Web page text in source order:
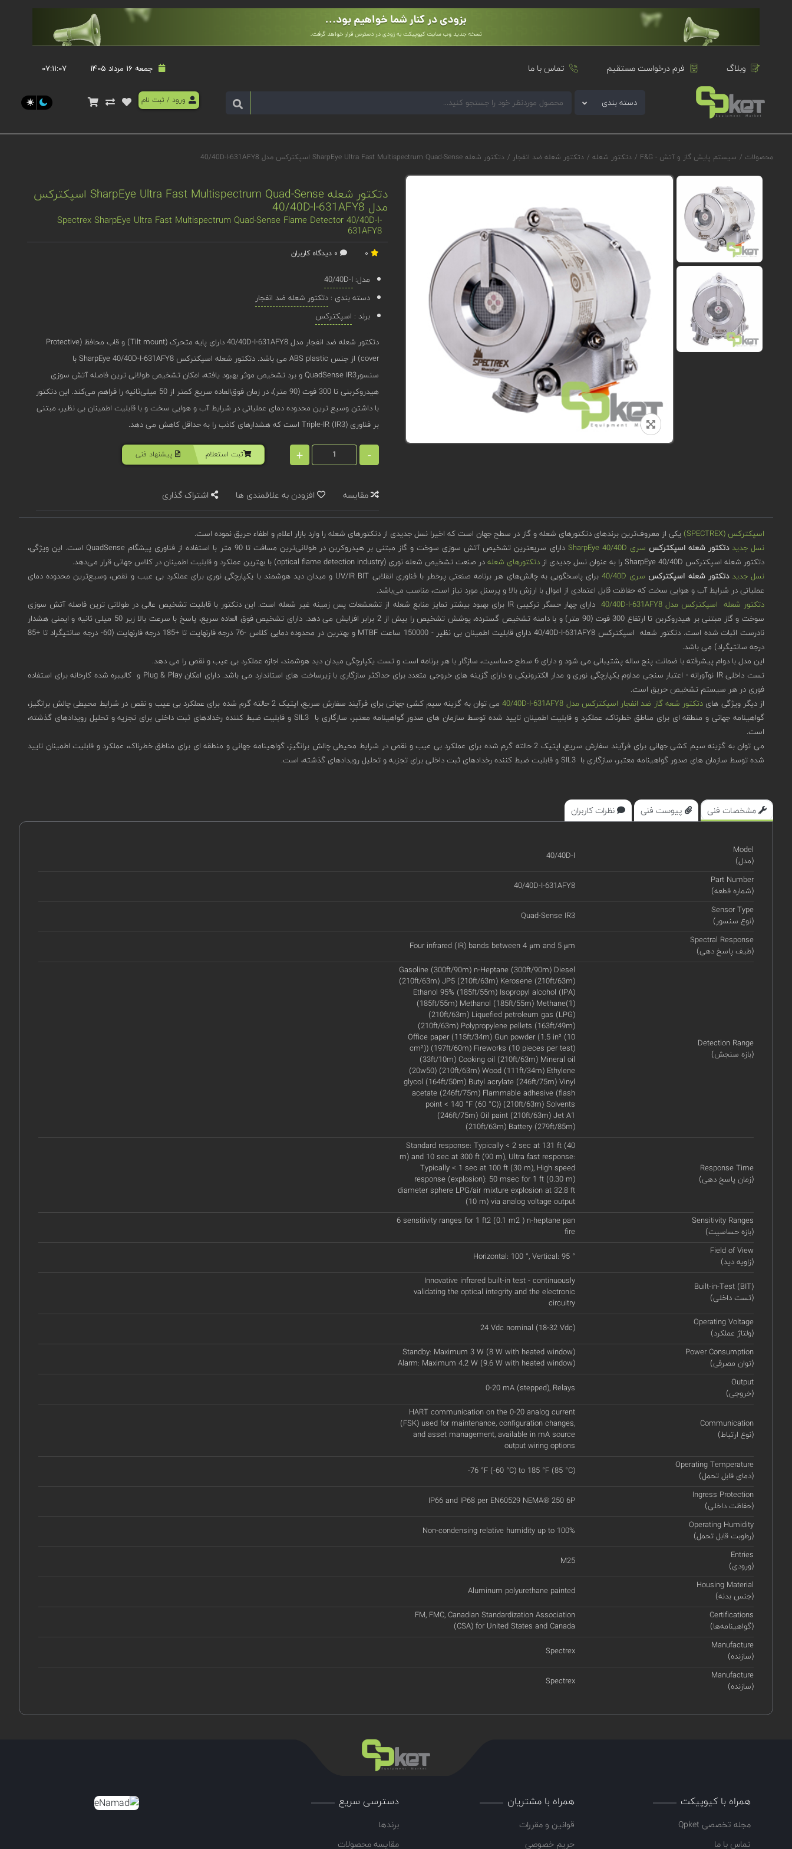
وبلاگ فرم درخواست مستقیم تماس با ما جمعه 16 مرداد 1405 ۰۷:۱۱:۰۷
دسته بندی ورود / ثبت نام
محصولات / سیستم پایش گاز و آتش - F&G / دتکتور شعله / دتکتور شعله ضد انفجار / دتکتور شعله SharpEye Ultra Fast Multispectrum Quad-Sense اسپکترکس مدل 40/40D-I-631AFY8
دتکتور شعله SharpEye Ultra Fast Multispectrum Quad-Sense اسپکترکس
مدل 40/40D-I-631AFY8
Spectrex SharpEye Ultra Fast Multispectrum Quad-Sense Flame Detector 40/40D-I-
631AFY8
مدل: 40/40D-I
دسته بندی : دتکتور شعله ضد انفجار
برند : اسپکترکس
دتکتور شعله ضد انفجار مدل 40/40D-I-631AFY8 دارای پایه متحرک (Tilt mount) و قاب محافظ (Protective
cover) از جنس ABS plastic می باشد. دتکتور شعله اسپکترکس SharpEye 40/40D-I-631AFY8 با
سنسورQuadSense IR3 و برد تشخیص موثر بهبود یافته، امکان تشخیص طولانی ‌ترین فاصله آتش ‌سوزی
هیدروکربنی تا 300 فوت (90 متر)، در زمان فوق‌العاده سریع کمتر از 50 میلی‌ثانیه را فراهم می‌کند. این دتکتور
با داشتن وسیع ‌ترین محدوده دمای عملیاتی در شرایط آب و هوایی سخت و با قابلیت اطمینان بی ‌نظیر، مبتنی
بر فناوری Triple-IR (IR3) است که هشدارهای کاذب را به حداقل کاهش می دهد.
-
+ ثبت استعلام پیشنهاد فنی
مقایسه افزودن به علاقمندی ها اشتراک گذاری
اسپکترکس (SPECTREX)
یکی از معروف‌ترین برندهای دتکتورهای شعله و گاز در سطح جهان است که اخیرا نسل جدیدی از دتکتورهای شعله را وارد بازار اعلام و اطفاء حریق نموده است.
نسل جدیددتکتور شعله اسپکترکس سری SharpEye 40/40D
دارای سریعترین تشخیص آتش سوزی سوخت و گاز مبتنی بر هیدروکربن در طولانی‌ترین مسافت تا 90 متر با استفاده از فناوری پیشگام QuadSense است. این ویژگی،
دتکتور شعله اسپکترکس SharpEye 40/40D را به عنوان نسل جدیدی از
دتکتورهای شعلهدر صنعت تشخیص شعله نوری (optical flame detection industry) با بهترین عملکرد و قابلیت اطمینان در کلاس جهانی قرار می‌دهد.
نسل جدیددتکتور شعله اسپکترکس سری 40/40D
برای پاسخگویی به چالش‌های هر برنامه صنعتی پرخطر با فناوری انقلابی UV/IR BIT و میدان دید هوشمند با یکپارچگی نوری برای عملکرد بی عیب و نقص، وسیع‌ترین محدوده دمای
عملیاتی در شرایط آب و هوایی سخت که حفاظت قابل اعتمادی از اموال با ارزش بالا و پرسنل مورد نیاز است، مناسب می‌باشد.
دتکتور شعله اسپکترکس مدل 40/40D-I-631AFY8
دارای چهار حسگر ترکیبی IR برای بهبود بیشتر تمایز منابع شعله از تشعشعات پس زمینه غیر شعله است. این دتکتور با قابلیت تشخیص عالی در طولانی ترین فاصله آتش سوزی
سوخت و گاز مبتنی بر هیدروکربن تا ارتفاع 300 فوت (90 متر) و با دامنه تشخیص گسترده، پوشش تشخیص را بیش از 2 برابر افزایش می دهد. دارای تشخیص فوق العاده سریع، پاسخ با سرعت بالا زیر 50 میلی ثانیه و ایمنی هشدار
نادرست اثبات شده است. دتکتور شعله اسپکترکس 40/40D-I-631AFY8 دارای قابلیت اطمینان بی نظیر - 150000 ساعت MTBF و بهترین در محدوده دمایی کلاس -76 درجه فارنهایت تا +185 درجه فارنهایت (60- درجه سانتیگراد تا +85
درجه سانتیگراد) می باشد.
این مدل با دوام پیشرفته با ضمانت پنج ساله پشتیبانی می شود و دارای 6 سطح حساسیت، سازگار با هر برنامه است و تست یکپارچگی میدان دید هوشمند، اجازه عملکرد بی عیب و نقص را می دهد.
تست داخلی IR نوآورانه - اعتبار سنجی مداوم یکپارچگی نوری و مدار الکترونیکی و دارای گزینه های خروجی متعدد برای حداکثر سازگاری با زیرساخت های استاندارد می باشد. دارای امکان Plug & Play و کالیبره شده کارخانه برای استفاده
فوری در هر سیستم تشخیص حریق است.
از دیگر ویژگی های دتکتور شعه گاز ضد انفجار اسپکترکس مدل 40/40D-I-631AFY8
می توان به گزینه سیم کشی جهانی برای فرآیند سفارش سریع، اپتیک 2 حالته گرم شده برای عملکرد بی عیب و نقص در شرایط محیطی چالش برانگیز،
گواهینامه جهانی و منطقه ای برای مناطق خطرناک، عملکرد و قابلیت اطمینان تایید شده توسط سازمان های صدور گواهینامه معتبر، سازگاری با SIL3 و قابلیت ضبط کننده رخدادهای ثبت داخلی برای تجزیه و تحلیل رویدادهای گذشته،
است.
می توان به گزینه سیم کشی جهانی برای فرآیند سفارش سریع، اپتیک 2 حالته گرم شده برای عملکرد بی عیب و نقص در شرایط محیطی چالش برانگیز، گواهینامه جهانی و منطقه ای برای مناطق خطرناک، عملکرد و قابلیت اطمینان تایید
شده توسط سازمان های صدور گواهینامه معتبر، سازگاری با SIL3 و قابلیت ضبط کننده رخدادهای ثبت داخلی برای تجزیه و تحلیل رویدادهای گذشته، است.
مشخصات فنی پیوست فنی نظرات کاربران
Model
(مدل)
40/40D-I
Part Number
(شماره قطعه)
40/40D-I-631AFY8
Sensor Type
(نوع سنسور)
Quad-Sense IR3
Spectral Response
(طیف پاسخ دهی)
Four infrared (IR) bands between 4 μm and 5 μm
Detection Range
(بازه سنجش)
Gasoline (300ft/90m) n-Heptane (300ft/90m) Diesel
(210ft/63m) JP5 (210ft/63m) Kerosene (210ft/63m)
Ethanol 95% (185ft/55m) Isopropyl alcohol (IPA)
(185ft/55m) Methanol (185ft/55m) Methane(1)
(210ft/63m) Liquefied petroleum gas (LPG)
(210ft/63m) Polypropylene pellets (163ft/49m)
Office paper (115ft/34m) Gun powder (1.5 in² (10
cm²)) (197ft/60m) Fireworks (10 pieces per test)
(33ft/10m) Cooking oil (210ft/63m) Mineral oil
(20w50) (210ft/63m) Wood (111ft/34m) Ethylene
glycol (164ft/50m) Butyl acrylate (246ft/75m) Vinyl
acetate (246ft/75m) Flammable adhesive (flash
point < 140 °F (60 °C)) (210ft/63m) Solvents
(246ft/75m) Oil paint (210ft/63m) Jet A1
(210ft/63m) Battery (279ft/85m)
Response Time
(زمان پاسخ دهی)
Standard response: Typically < 2 sec at 131 ft (40
m) and 10 sec at 300 ft (90 m), Ultra fast response:
Typically < 1 sec at 100 ft (30 m), High speed
response (explosion): 50 msec for 1 ft (0.30 m)
diameter sphere LPG/air mixture explosion at 32.8 ft
(10 m) via analog voltage output
Sensitivity Ranges
(بازه حساسیت)
6 sensitivity ranges for 1 ft2 (0.1 m2 ) n-heptane pan
fire
Field of View
(زاویه دید)
Horizontal: 100 °, Vertical: 95 °
Built-in-Test (BIT)
(تست داخلی)
Innovative infrared built-in test - continuously
validating the optical integrity and the electronic
circuitry
Operating Voltage
(ولتاژ عملکرد)
24 Vdc nominal (18-32 Vdc)
Power Consumption
(توان مصرفی)
Standby: Maximum 3 W (8 W with heated window)
Alarm: Maximum 4.2 W (9.6 W with heated window)
Output
(خروجی)
0-20 mA (stepped), Relays
Communication
(نوع ارتباط)
HART communication on the 0-20 analog current
(FSK) used for maintenance, configuration changes,
and asset management, available in mA source
output wiring options
Operating Temperature
(دمای قابل تحمل)
-76 °F (-60 °C) to 185 °F (85 °C)
Ingress Protection
(حفاظت داخلی)
IP66 and IP68 per EN60529 NEMA® 250 6P
Operating Humidity
(رطوبت قابل تحمل)
Non-condensing relative humidity up to 100%
Entries
(ورودی)
M25
Housing Material
(جنس بدنه)
Aluminum polyurethane painted
Certifications
(گواهینامه‌ها)
FM, FMC, Canadian Standardization Association
(CSA) for United States and Canada
Manufacture
(سازنده)
Spectrex
Manufacture
(سازنده)
Spectrex
همراه با کیوپیکت
مجله تخصصی Qpket
تماس با ما
همراه با مشتریان
قوانین و مقررات
حریم خصوصی
دسترسی سریع
برندها
مقایسه محصولات